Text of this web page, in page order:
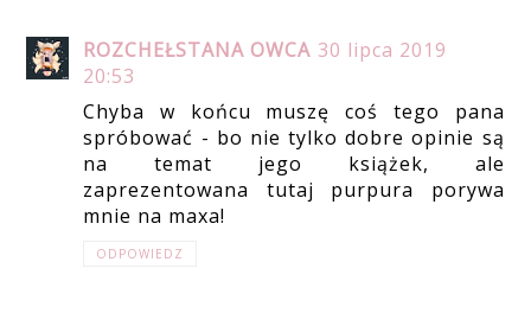
ROZCHEŁSTANA OWCA 30 lipca 2019
20:53
Chyba w końcu muszę coś tego pana
spróbować - bo nie tylko dobre opinie są
na temat jego książek, ale
zaprezentowana tutaj purpura porywa
mnie na maxa!
ODPOWIEDZ